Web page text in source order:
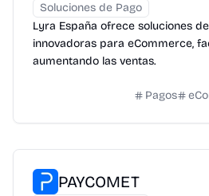
Soluciones de Pago
Lyra España ofrece soluciones
innovadoras para eCommerce,
aumentando las ventas.
Pagos
PAYCOMET